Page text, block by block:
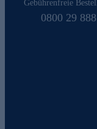
Gebührenfreie
0800 29